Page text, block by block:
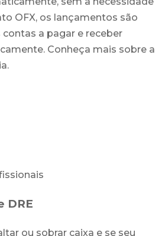
OFX, os lançamentos são
a pagar e receber
Conheça mais sobre a
DRE
ou sobrar caixa e se seu